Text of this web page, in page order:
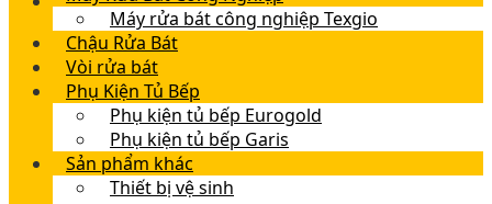
Máy rửa bát công nghiệp Texgio
Chậu Rửa Bát
Vòi rửa bát
Phụ Kiện Tủ Bếp
Phụ kiện tủ bếp Eurogold
Phụ kiện tủ bếp Garis
Sản phẩm khác
Thiết bị vệ sinh